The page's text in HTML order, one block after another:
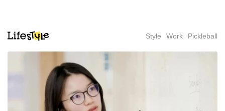
Style Work Pickleball